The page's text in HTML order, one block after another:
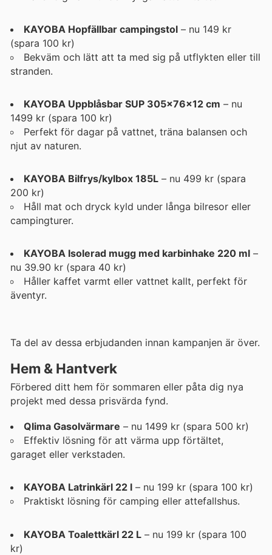
KAYOBA Hopfällbar campingstol – nu 149 kr
(spara 100 kr)
Bekväm och lätt att ta med sig på utflykten eller till
stranden.
KAYOBA Uppblåsbar SUP 305x76x12 cm – nu
1499 kr (spara 100 kr)
Perfekt för dagar på vattnet, träna balansen och
njut av naturen.
KAYOBA Bilfrys/kylbox 185L – nu 499 kr (spara
200 kr)
Håll mat och dryck kyld under långa bilresor eller
campingturer.
KAYOBA Isolerad mugg med karbinhake 220 ml –
nu 39.90 kr (spara 40 kr)
Håller kaffet varmt eller vattnet kallt, perfekt för
äventyr.
Ta del av dessa erbjudanden innan kampanjen är över.
Hem & Hantverk
Förbered ditt hem för sommaren eller påta dig nya
projekt med dessa prisvärda fynd.
Qlima Gasolvärmare – nu 1499 kr (spara 500 kr)
Effektiv lösning för att värma upp förtältet,
garaget eller verkstaden.
KAYOBA Latrinkärl 22 l – nu 199 kr (spara 100 kr)
Praktiskt lösning för camping eller attefallshus.
KAYOBA Toalettkärl 22 L – nu 199 kr (spara 100
kr)